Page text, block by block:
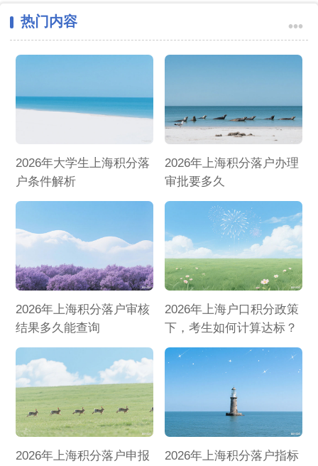
热门内容 •••
2026年大学生上海积分落
户条件解析
2026年上海积分落户办理
审批要多久
2026年上海积分落户审核
结果多久能查询
2026年上海户口积分政策
下，考生如何计算达标？
2026年上海积分落户申报 2026年上海积分落户指标